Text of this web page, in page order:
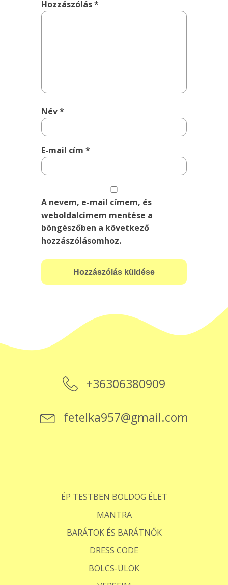
Hozzászólás*
Név*
E-mail cím*
A nevem, e-mail címem, és
weboldalcímem mentése a
böngészőben a következő
hozzászólásomhoz.
+36306380909
fetelka957@gmail.com
ÉP TESTBEN BOLDOG ÉLET
MANTRA
BARÁTOK ÉS BARÁTNŐK
DRESS CODE
BÖLCS-ÜLÖK